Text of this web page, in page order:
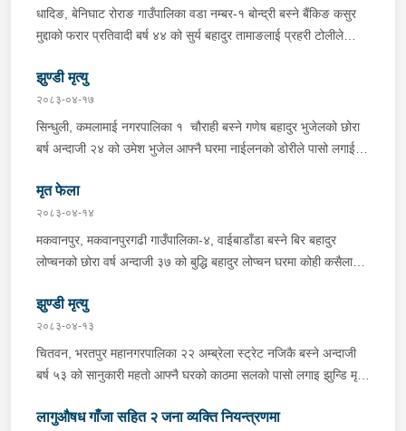
चन्द्र बहादुर माझीले चलाएको म.प्र. व०४-००१ ज ००८६ नं. को
यात्रुबाहक E.V. हायसमा सवार जिल्ला सिराह मिर्चैया नगरपालिका-५ बस्ने
ल्याएको तरकारीको बोरा भित्र डब्बामा प्लास्टिकले पोका पारी लुकाई छिपाई
ल्याएको लागु औषध खैरो हिरोइन जस्तो देखिने गिलो पदार्थ ४५.१९० फेला
पारी नियन्त्रणमा लिई सोधपुछ गर्दा पछाडी मोटरसाइकलमा सवार चालक
अभिषेक कुमार साह र सवार राहुल कुमार मण्डलले उक्त सामान दिई पठाएको
भनि खुल्न आएको हुँदा मोटरसाइकल सहित निजहरुलाई नियन्त्रणमा लिई थप
अनुसन्धान कार्य भईरहेको ।
धादिङ, बेनिघाट रोराङ गाउँपालिका वडा नम्बर-१ बोन्द्री बस्ने बैंकिङ कसुर
मुद्दाको फरार प्रतिवादी बर्ष ४४ को सुर्य बहादुर तामाङलाई प्रहरी टोलीले
झुण्डी मृत्यु
२०८३-०४-१७
सिन्धुली, कमलामाई नगरपालिका १ चौराही बस्ने गणेष बहादुर भुजेलको छोरा
बर्ष अन्दाजी २४ को उमेश भुजेल आफ्नै घरमा नाईलनको डोरीले पासो लगाई
घटनास्थलमा मुचुल्का सहित थप अनुसन्धान कार्य भइरहेको ।
मृत फेला
२०८३-०४-१४
मकवानपुर, मकवानपुरगढी गाउँपालिका-४, वाईबाडाँडा बस्ने बिर बहादुर
लोप्चनको छोरा वर्ष अन्दाजी ३७ को बुद्धि बहादुर लोप्चन घरमा कोही कसैलाई
मिति २०८३।०४।१४ गते सोहि स्थित कुसुमटार खोल्सामा घोप्टो परी मृत
अवस्थामा फेला परेको । यस घटना सम्बन्धमा थप अनुसन्धान कार्य भईरहेको
छ ।
झुण्डी मृत्यु
२०८३-०४-१३
चितवन, भरतपुर महानगरपालिका २२ अम्ब्रेला स्ट्रेट नजिकै बस्ने अन्दाजी
बर्ष ५३ को सानुकारी महतो आफ्नै घरको काठमा सलको पासो लगाइ झुन्डि मृत्यु
सहित थप अनुसन्धान कार्य भइरहेको ।
लागुऔषध गाँजा सहित २ जना व्यक्ति नियन्त्रणमा